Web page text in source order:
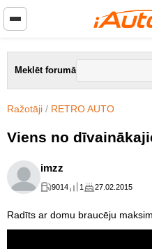
Meklēt forumā
Ražotāji / RETRO AUTO
Viens no
imzz
9014 1 27.02.2015
Radīts ar domu braucēju